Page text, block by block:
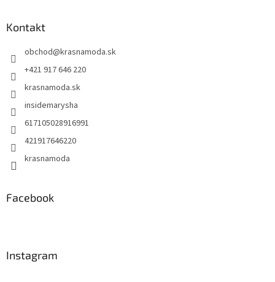
Kontakt
obchod@krasnamoda.sk
+421 917 646 220
krasnamoda.sk
insidemarysha
617105028916991
421917646220
krasnamoda
Facebook
Instagram